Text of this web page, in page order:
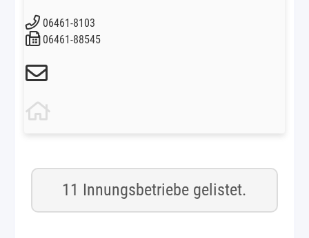
06461-8103
06461-88545
11 Innungsbetriebe gelistet.